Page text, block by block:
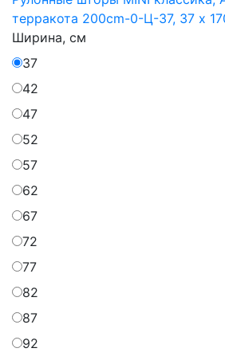
терракота 200cm-0-Ц-37, 37 x
Ширина, см
37
42
47
52
57
62
67
72
77
82
87
92